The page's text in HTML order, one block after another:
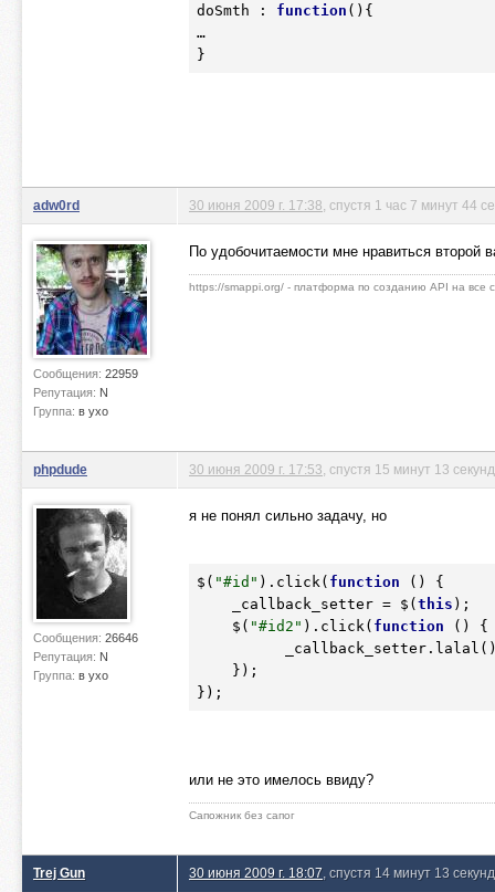
doSmth : function (){
…
adw0rd
Сообщения: 22959
Репутация: N
Группа: в ухо
30 июня 2009 г. 17:38 , спустя 1 час 7 минут 44
По удобочитаемости мне нравиться второй
https://smappi.org/ - платформа по созданию API на все
phpdude
Сообщения: 26646
Репутация: N
Группа: в ухо
30 июня 2009 г. 17:53 , спустя 15 минут 13 секунд
я не понял сильно задачу, но
$( "#id" ).click( function ()
{
    _callback_setter = $(
this );
    $(
"#id2" ).click( function ()
{
});
или не это имелось ввиду?
Сапожник без сапог
Trej Gun 30 июня 2009 г. 18:07 , спустя 14 минут 13 секунд